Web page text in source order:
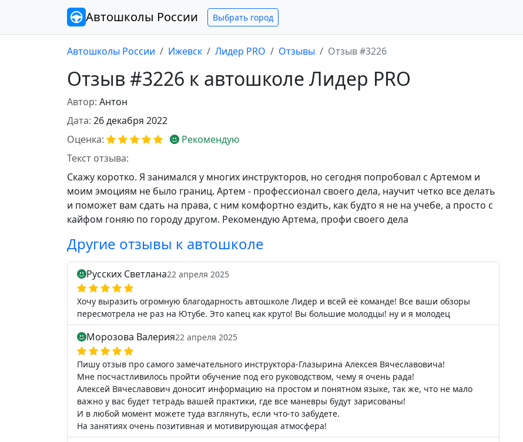
Автошколы России Выбрать город
Автошколы России Ижевск Лидер PRO Отзывы Отзыв #3226
Отзыв #3226 к автошколе Лидер PRO
Автор: Антон
Дата: 26 декабря 2022
Оценка:
Рекомендую
Текст отзыва:
Скажу коротко. Я занимался у многих инструкторов, но сегодня попробовал с Артемом и
моим эмоциям не было границ. Артем - профессионал своего дела, научит четко все делать
и поможет вам сдать на права, с ним комфортно ездить, как будто я не на учебе, а просто с
кайфом гоняю по городу другом. Рекомендую Артема, профи своего дела
Другие отзывы к автошколе
Русских Светлана22 апреля 2025
Хочу выразить огромную благодарность автошколе Лидер и всей её команде! Все ваши обзоры
пересмотрела не раз на Ютубе. Это капец как круто! Вы большие молодцы! ну и я молодец
Морозова Валерия22 апреля 2025
Пишу отзыв про самого замечательного инструктора-Глазырина Алексея Вячеславовича!
Мне посчастливилось пройти обучение под его руководством, чему я очень рада!
Алексей Вячеславович доносит информацию на простом и понятном языке, так же, что не мало
важно у вас будет тетрадь вашей практики, где все маневры будут зарисованы!
И в любой момент можете туда взглянуть, если что-то забудете.
На занятиях очень позитивная и мотивирующая атмосфера!